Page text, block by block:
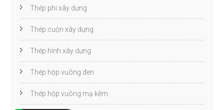
Thép phi xây dựng
Thép cuộn xây dựng
Thép hình xây dựng
Thép hộp vuông đen
Thép hộp vuông mạ kẽm